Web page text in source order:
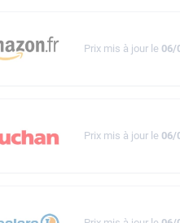
Prix mis à jour le 06/
Prix mis à jour le 06/